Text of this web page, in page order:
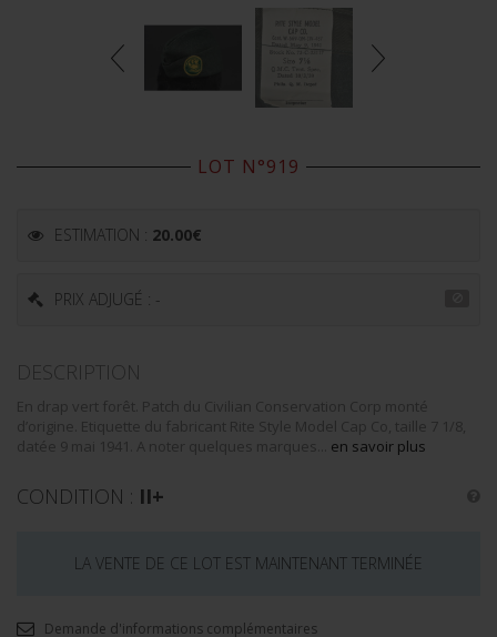
LOT N°919
ESTIMATION : 20.00€
PRIX ADJUGÉ : -
DESCRIPTION
En drap vert forêt. Patch du Civilian Conservation Corp monté
d’origine. Etiquette du fabricant Rite Style Model Cap Co, taille 7 1/8,
datée 9 mai 1941. A noter quelques marques... en savoir plus
CONDITION : II+
LA VENTE DE CE LOT EST MAINTENANT TERMINÉE
Demande d'informations complémentaires